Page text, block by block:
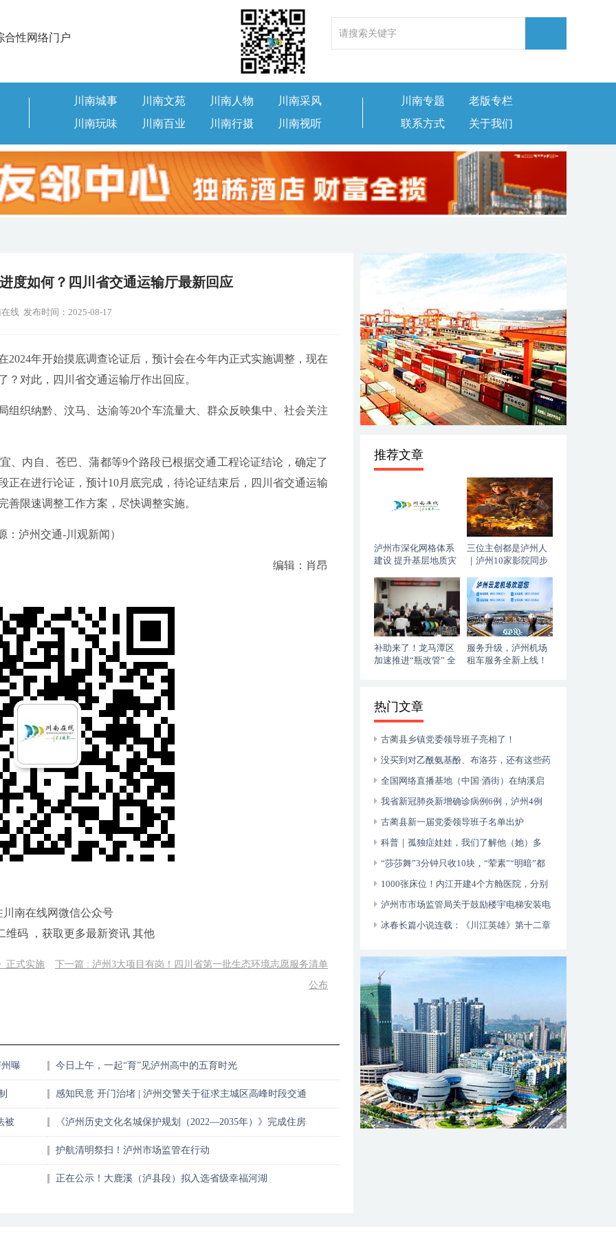
合性网络门户
川南城事 川南文苑 川南人物
川南采风
川南玩味
川南百业 川南行摄 川南视听
川南专题
老版专栏
联系方式
关于我们
度如何？四川省交通运输厅最新回应
线 发布时间：2025-08-17
2024年开始摸底调查论证后，预计会在今年内正式实施调整，现在
对此，四川省交通运输厅作出回应。
组织纳黔、汶马、达渝等20个车流量大、群众反映集中、社会关注
、内自、苍巴、蒲都等9个路段已根据交通工程论证结论，确定了
正在进行论证，预计10月底完成，待论证结束后，四川省交通运输
限速调整工作方案，尽快调整实施。
：泸州交通-川观新闻）
编辑：肖昂
川南在线网微信公众号
维码 ，获取更多最新资讯 其他
正式实施
下一篇 : 泸州3大项目有岗！四川省第一批生态环境志愿服务清单
公布
曝 今日上午，一起“育”见泸州高中的五育时光
感知民意 开门治堵 | 泸州交警关于征求主城区高峰时段交通
被
《泸州历史文化名城保护规划（2022—2035年）》完成住房
护航清明祭扫！泸州市场监管在行动
正在公示！大鹿溪（泸县段）拟入选省级幸福河湖
推荐文章
泸州市深化网格体系
建设 提升基层地质灾
三位主创都是泸州人
｜泸州10家影院同步
今日登陆全国院线
补助来了！龙马潭区
加速推进“瓶改管” 全
服务升级，泸州机场
租车服务全新上线！
热门文章
古蔺县乡镇党委领导班子亮相了！
没买到对乙酰氨基酚、布洛芬，还有这些药
可以临时替代
全国网络直播基地（中国·酒街）在纳溪启
动运行
我省新冠肺炎新增确诊病例6例，泸州4例
古蔺县新一届党委领导班子名单出炉
科普｜孤独症娃娃，我们了解他（她）多
少？
“莎莎舞”3分钟只收10块，“荤素”“明暗”都
有，还可以······
1000张床位！内江开建4个方舱医院，分别
位于——
泸州市市场监管局关于鼓励楼宇电梯安装电
动自行车智能阻止系统的倡议书
冰春长篇小说连载：《川江英雄》第十二章